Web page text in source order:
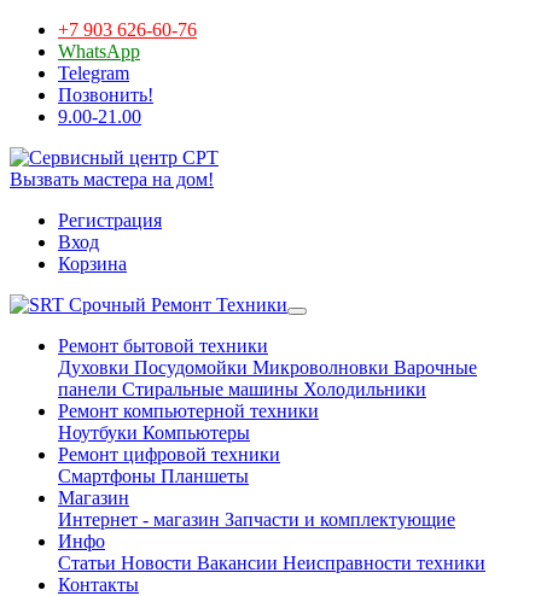
+7 903 626-60-76
WhatsApp
Telegram
Позвонить!
9.00-21.00
Вызвать мастера на дом!
Регистрация
Вход
Корзина
Срочный Ремонт Техники
Ремонт бытовой техники
Духовки Посудомойки Микроволновки Варочные
панели Стиральные машины Холодильники
Ремонт компьютерной техники
Ноутбуки Компьютеры
Ремонт цифровой техники
Смартфоны Планшеты
Магазин
Интернет - магазин Запчасти и комплектующие
Инфо
Статьи Новости Вакансии Неисправности техники
Контакты